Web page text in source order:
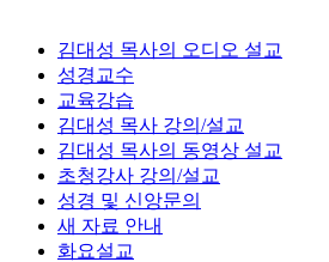
김대성 목사의 오디오 설교
성경교수
교육강습
김대성 목사 강의/설교
김대성 목사의 동영상 설교
초청강사 강의/설교
성경 및 신앙문의
새 자료 안내
화요설교